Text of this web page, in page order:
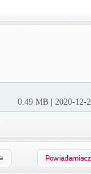
0.49 MB | 2020-12-